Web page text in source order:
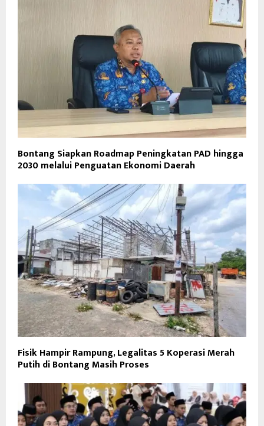
Bontang Siapkan Roadmap Peningkatan PAD hingga
2030 melalui Penguatan Ekonomi Daerah
Fisik Hampir Rampung, Legalitas 5 Koperasi Merah
Putih di Bontang Masih Proses